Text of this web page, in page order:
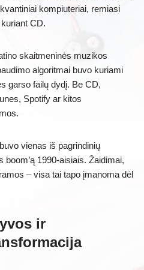
kompiuteriai, remiasi
CD.
skaitmeninės muzikos
algoritmai buvo kuriami
garso failų dydį. Be CD,
Spotify ar kitos
vienas iš pagrindinių
1990-aisiais. Žaidimai,
– visa tai tapo įmanoma dėl
ir